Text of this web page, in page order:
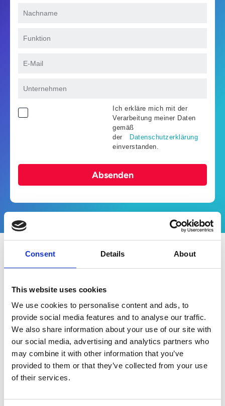
Consent Details About
This website uses cookies
We use cookies to personalise content and ads, to
provide social media features and to analyse our traffic.
We also share information about your use of our site with
our social media, advertising and analytics partners who
may combine it with other information that you’ve
provided to them or that they’ve collected from your use
of their services.
Ich erkläre mich mit der
Verarbeitung meiner Daten
gemäß
der
Datenschutzerklärung
einverstanden.
Absenden
Inhalte
Lesen Sie wie Rechnungskürzungen,
Promotional Invoices und andere
Reklamationen in Unternehmen effizient
bearbeitet werden - und welche Hilfestellung
Automatisierung dabei leistet.
Was genau sind